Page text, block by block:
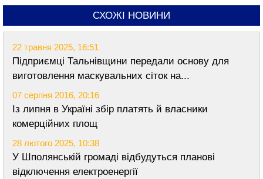
СХОЖІ НОВИНИ
22 травня 2025, 16:51
Підприємці Тальнівщини передали основу для
виготовлення маскувальних сіток на...
07 серпня 2016, 20:16
Із липня в Україні збір платять й власники
комерційних площ
28 лютого 2025, 10:38
У Шполянській громаді відбудуться планові
відключення електроенергії